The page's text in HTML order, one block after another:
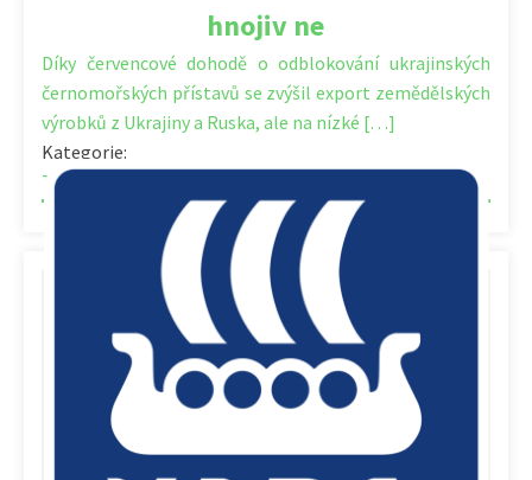
hnojiv ne
Díky červencové dohodě o odblokování ukrajinských
černomořských přístavů se zvýšil export zemědělských
výrobků z Ukrajiny a Ruska, ale na nízké […]
Kategorie:
Trh - politika